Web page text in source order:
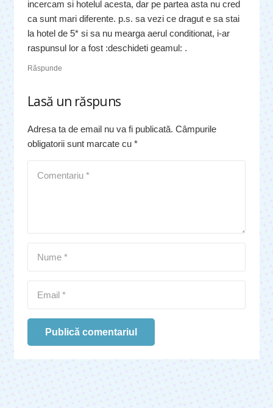
incercam si hotelul acesta, dar pe partea asta nu cred
ca sunt mari diferente. p.s. sa vezi ce dragut e sa stai
la hotel de 5* si sa nu mearga aerul conditionat, i-ar
raspunsul lor a fost :deschideti geamul: .
Răspunde
Lasă un răspuns
Adresa ta de email nu va fi publicată. Câmpurile
obligatorii sunt marcate cu *
Publică comentariul